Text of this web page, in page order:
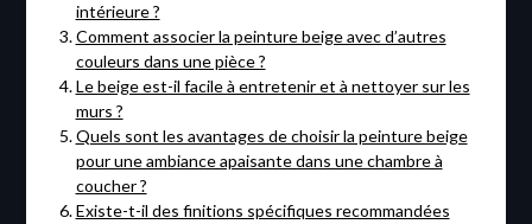
intérieure ?
Comment associer la peinture beige avec d’autres
couleurs dans une pièce ?
Le beige est-il facile à entretenir et à nettoyer sur les
murs ?
Quels sont les avantages de choisir la peinture beige
pour une ambiance apaisante dans une chambre à
coucher ?
Existe-t-il des finitions spécifiques recommandées